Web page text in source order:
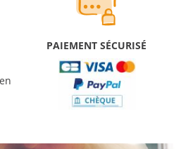
PAIEMENT SÉCURISÉ